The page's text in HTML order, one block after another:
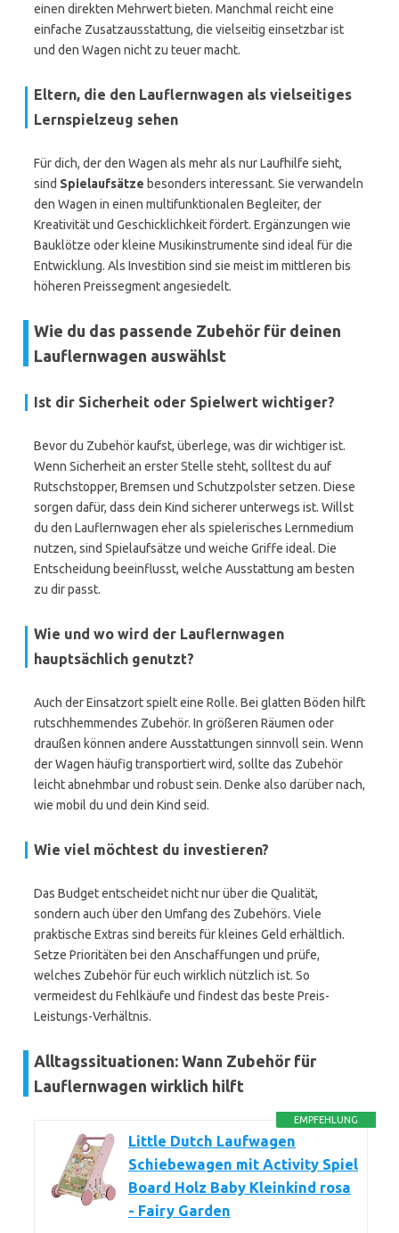
einen direkten Mehrwert bieten. Manchmal reicht eine
einfache Zusatzausstattung, die vielseitig einsetzbar ist
und den Wagen nicht zu teuer macht.
Eltern, die den Lauflernwagen als vielseitiges
Lernspielzeug sehen
Für dich, der den Wagen als mehr als nur Laufhilfe sieht,
sind Spielaufsätze besonders interessant. Sie verwandeln
den Wagen in einen multifunktionalen Begleiter, der
Kreativität und Geschicklichkeit fördert. Ergänzungen wie
Bauklötze oder kleine Musikinstrumente sind ideal für die
Entwicklung. Als Investition sind sie meist im mittleren bis
höheren Preissegment angesiedelt.
Wie du das passende Zubehör für deinen
Lauflernwagen auswählst
Ist dir Sicherheit oder Spielwert wichtiger?
Bevor du Zubehör kaufst, überlege, was dir wichtiger ist.
Wenn Sicherheit an erster Stelle steht, solltest du auf
Rutschstopper, Bremsen und Schutzpolster setzen. Diese
sorgen dafür, dass dein Kind sicherer unterwegs ist. Willst
du den Lauflernwagen eher als spielerisches Lernmedium
nutzen, sind Spielaufsätze und weiche Griffe ideal. Die
Entscheidung beeinflusst, welche Ausstattung am besten
zu dir passt.
Wie und wo wird der Lauflernwagen
hauptsächlich genutzt?
Auch der Einsatzort spielt eine Rolle. Bei glatten Böden hilft
rutschhemmendes Zubehör. In größeren Räumen oder
draußen können andere Ausstattungen sinnvoll sein. Wenn
der Wagen häufig transportiert wird, sollte das Zubehör
leicht abnehmbar und robust sein. Denke also darüber nach,
wie mobil du und dein Kind seid.
Wie viel möchtest du investieren?
Das Budget entscheidet nicht nur über die Qualität,
sondern auch über den Umfang des Zubehörs. Viele
praktische Extras sind bereits für kleines Geld erhältlich.
Setze Prioritäten bei den Anschaffungen und prüfe,
welches Zubehör für euch wirklich nützlich ist. So
vermeidest du Fehlkäufe und findest das beste Preis-
Leistungs-Verhältnis.
Alltagssituationen: Wann Zubehör für
Lauflernwagen wirklich hilft
EMPFEHLUNG
Little Dutch Laufwagen
Schiebewagen mit Activity Spiel
Board Holz Baby Kleinkind rosa
- Fairy Garden